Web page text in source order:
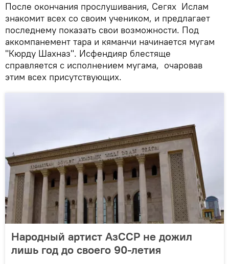
После окончания прослушивания, Сегях Ислам
знакомит всех со своим учеником, и предлагает
последнему показать свои возможности. Под
аккомпанемент тара и кяманчи начинается мугам
"Кюрду Шахназ". Исфендияр блестяще
справляется с исполнением мугама, очаровав
этим всех присутствующих.
Народный артист АзССР не дожил
лишь год до своего 90-летия